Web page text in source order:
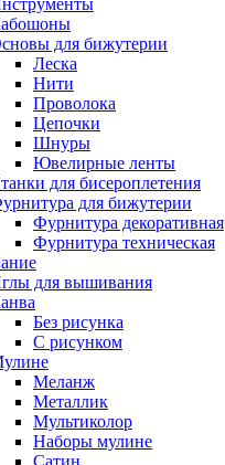
для бижутерии
Леска
Нити
Проволока
Цепочки
Шнуры
Ювелирные ленты
для бисероплетения
для бижутерии
Фурнитура декоративная
Фурнитура техническая
для вышивания
Без рисунка
С рисунком
Меланж
Металлик
Мультиколор
Наборы мулине
Сатин